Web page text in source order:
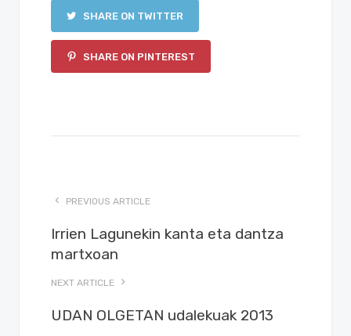
SHARE ON TWITTER
SHARE ON PINTEREST
PREVIOUS ARTICLE
Irrien Lagunekin kanta eta dantza
martxoan
NEXT ARTICLE
UDAN OLGETAN udalekuak 2013